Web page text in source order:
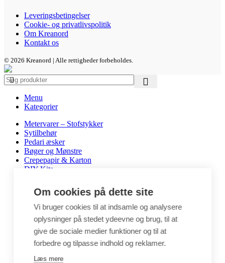
Leveringsbetingelser
Cookie- og privatlivspolitik
Om Kreanord
Kontakt os
© 2026 Kreanord | Alle rettigheder forbeholdes.
Menu
Kategorier
Metervarer – Stofstykker
Sytilbehør
Pedari æsker
Bøger og Mønstre
Crepepapir & Karton
DIY Kits
Interiør / Puder
Unika / Accessories
Garn
Perler & smykkedele
Tegne & maleartikler
Gavekort
Byggesæt
Om cookies på dette site
Vi bruger cookies til at indsamle og analysere
oplysninger på stedet ydeevne og brug, til at
give de sociale medier funktioner og til at
forbedre og tilpasse indhold og reklamer.
Læs mere